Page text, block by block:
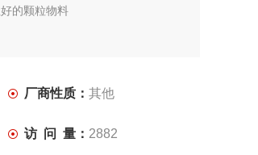
的颗粒物料
厂商性质： 其他
访 问 量： 2882